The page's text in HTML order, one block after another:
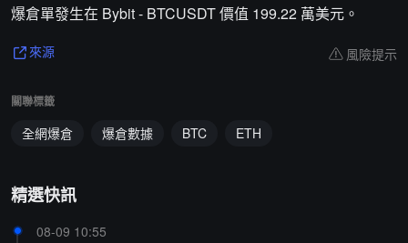
爆倉單發生在 Bybit - BTCUSDT 價值 199.22 萬美元。
來源 風險提示
關聯標籤
全網爆倉 爆倉數據 BTC ETH
精選快訊
08-09 10:55